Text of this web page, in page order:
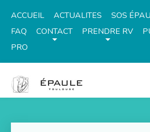
ACCUEIL ACTUALITES SOS
FAQ
CONTACT PRENDRE RV
PRO